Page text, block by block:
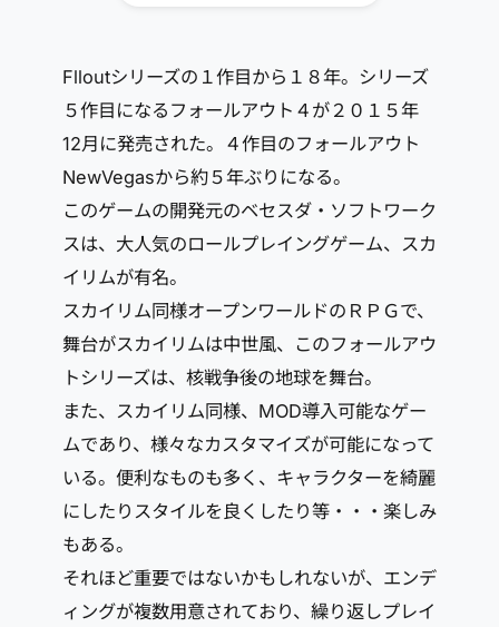
Flloutシリーズの１作目から１８年。シリーズ
５作目になるフォールアウト４が２０１５年
12月に発売された。４作目のフォールアウト
NewVegasから約５年ぶりになる。
このゲームの開発元のベセスダ・ソフトワーク
スは、大人気のロールプレイングゲーム、スカ
イリムが有名。
スカイリム同様オープンワールドのＲＰＧで、
舞台がスカイリムは中世風、このフォールアウ
トシリーズは、核戦争後の地球を舞台。
また、スカイリム同様、MOD導入可能なゲー
ムであり、様々なカスタマイズが可能になって
いる。便利なものも多く、キャラクターを綺麗
にしたりスタイルを良くしたり等・・・楽しみ
もある。
それほど重要ではないかもしれないが、エンデ
ィングが複数用意されており、繰り返しプレイ